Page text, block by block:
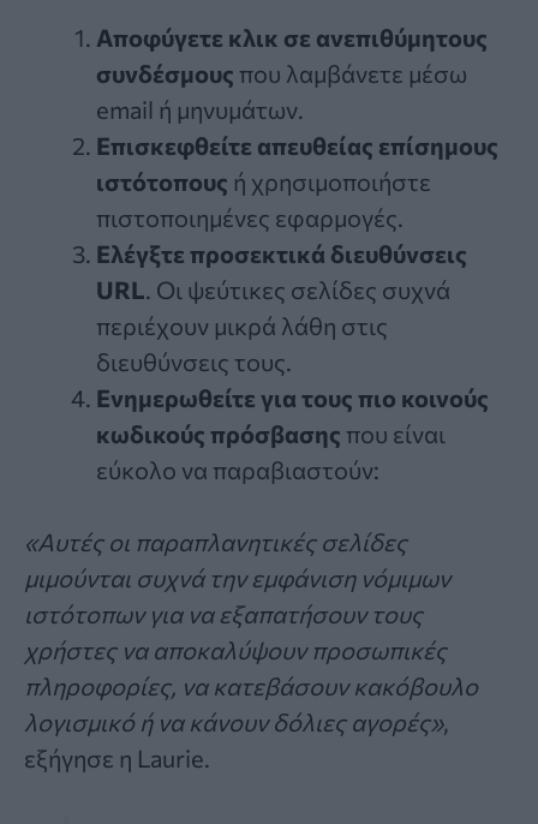
Αποφύγετε κλικ σε ανεπιθύμητους
συνδέσμους που λαμβάνετε μέσω
email ή μηνυμάτων.
Επισκεφθείτε απευθείας επίσημους
ιστότοπους ή χρησιμοποιήστε
πιστοποιημένες εφαρμογές.
Ελέγξτε προσεκτικά διευθύνσεις
URL. Οι ψεύτικες σελίδες συχνά
περιέχουν μικρά λάθη στις
διευθύνσεις τους.
Ενημερωθείτε για τους πιο κοινούς
κωδικούς πρόσβασης που είναι
εύκολο να παραβιαστούν:
«Αυτές οι παραπλανητικές σελίδες
μιμούνται συχνά την εμφάνιση νόμιμων
ιστότοπων για να εξαπατήσουν τους
χρήστες να αποκαλύψουν προσωπικές
πληροφορίες, να κατεβάσουν κακόβουλο
λογισμικό ή να κάνουν δόλιες αγορές»,
εξήγησε η Laurie.